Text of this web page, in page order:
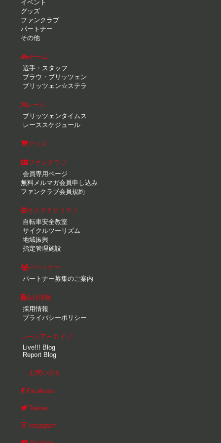
イベント
グッズ
ファンクラブ
パートナー
その他
チーム
選手・スタッフ
ブラウ・ブリッツェン
ブリッツェン☆ステラ
レース
ブリッツェンタイムス
レーススケジュール
グッズ
ファンクラブ
会員専用ページ
無料メルマガ会員申し込み
ファンクラブ会員規約
サステナビリティ
自転車安全教室
サイクルツーリズム
地域振興
指定管理施設
パートナー
パートナー募集のご案内
会社情報
採用情報
プライバシーポリシー
レースアーカイブ
Live!!! Blog
Report Blog
お問い合せ
Facebook
Twitter
Instagram